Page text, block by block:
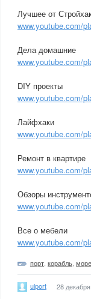
Лучшее от
www.youtube.com/
Дела домашние
www.youtube.com/
DIY проекты
www.youtube.com/
Лайфхаки
www.youtube.com/
Ремонт в квартире
www.youtube.com/
Обзоры
www.youtube.com/
Все о мебели
www.youtube.com/
порт корабль море
ulport 28